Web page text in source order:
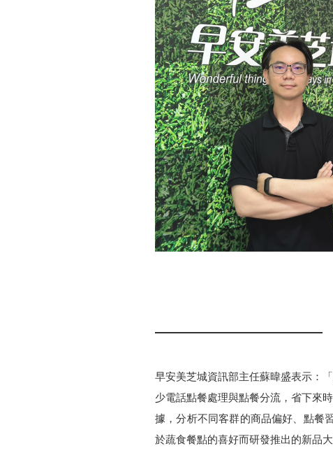
早安美芝城資訊部主任蘇暐盛表示：
少電話點餐處理與點餐分流，省下來
據，分析不同客群的商品偏好、點餐
於蔬食餐點的喜好而研發推出的新品大